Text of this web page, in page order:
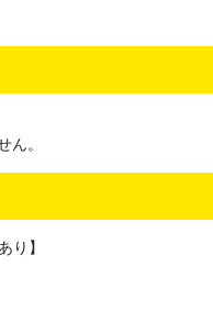
ん。
り】